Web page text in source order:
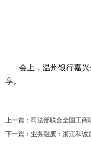
会上，温州银行嘉
享。
上一篇：司法部联合全国工商
下一篇：业务融廉：浙江和诚